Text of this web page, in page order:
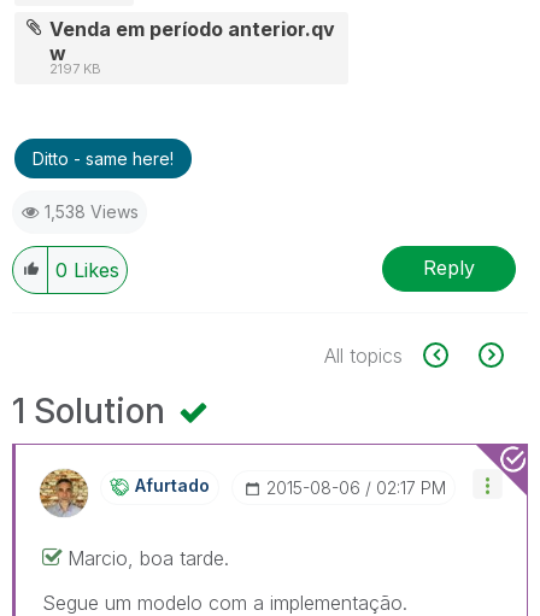
Venda em período anterior.qv
w
2197 KB
Ditto - same here!
1,538 Views
0 Likes Reply
All topics
1 Solution
Afurtado ‎2015-08-06 02:17 PM
Marcio, boa tarde.
Segue um modelo com a implementação.